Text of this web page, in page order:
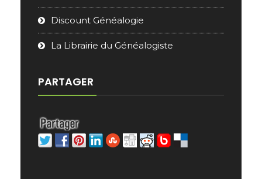
Discount Généalogie
La Librairie du Généalogiste
PARTAGER